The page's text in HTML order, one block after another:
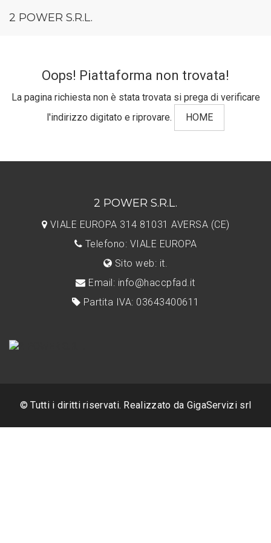
2 POWER S.R.L.
Oops! Piattaforma non trovata!
La pagina richiesta non è stata trovata si prega di verificare
l'indirizzo digitato e riprovare.
HOME
2 POWER S.R.L.
VIALE EUROPA 314 81031 AVERSA (CE)
Telefono: VIALE EUROPA
Sito web: it.
Email: info@haccpfad.it
Partita IVA: 03643400611
© Tutti i diritti riservati. Realizzato da GigaServizi srl